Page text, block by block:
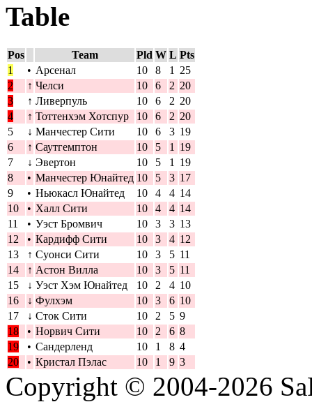
Table
Pos Team Pld W L Pts
1
• Арсенал 10 8 1
25
2
↑ Челси 10 6 2 20
3
↑ Ливерпуль 10 6 2 20
4
↑ Тоттенхэм Хотспур 10 6 2 20
5
↓ Манчестер Сити 10 6 3 19
6
↑ Саутгемптон 10 5 1
19
7
↓ Эвертон 10 5 1
19
8
• Манчестер Юнайтед 10 5 3 17
9
• Ньюкасл Юнайтед 10 4 4 14
10
• Халл Сити 10 4 4 14
11
• Уэст Бромвич 10 3 3 13
12
• Кардифф Сити 10 3 4 12
13
↑ Суонси Сити 10 3 5 11
14
↑ Астон Вилла 10 3 5 11
15
↓ Уэст Хэм Юнайтед 10 2 4 10
16
↓ Фулхэм 10 3 6 10
17
↓ Сток Сити 10 2 5 9
18
• Норвич Сити 10 2 6 8
19
• Сандерленд 10 1 8 4
20
• Кристал Пэлас 10 1 9 3
Copyright © 2004-2026